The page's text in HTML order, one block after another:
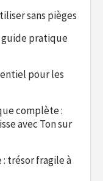
sans pièges
guide pratique
pour les
complète :
avec Ton sur
trésor fragile à